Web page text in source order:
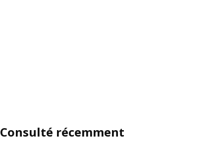
Consulté récemment